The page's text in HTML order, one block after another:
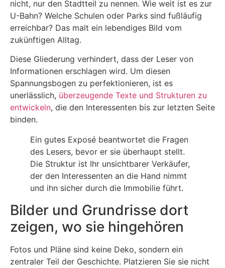
nicht, nur den Stadtteil zu nennen. Wie weit ist es zur
U-Bahn? Welche Schulen oder Parks sind fußläufig
erreichbar? Das malt ein lebendiges Bild vom
zukünftigen Alltag.
Diese Gliederung verhindert, dass der Leser von
Informationen erschlagen wird. Um diesen
Spannungsbogen zu perfektionieren, ist es
unerlässlich, überzeugende Texte und Strukturen zu
entwickeln, die den Interessenten bis zur letzten Seite
binden.
Ein gutes Exposé beantwortet die Fragen
des Lesers, bevor er sie überhaupt stellt.
Die Struktur ist Ihr unsichtbarer Verkäufer,
der den Interessenten an die Hand nimmt
und ihn sicher durch die Immobilie führt.
Bilder und Grundrisse dort
zeigen, wo sie hingehören
Fotos und Pläne sind keine Deko, sondern ein
zentraler Teil der Geschichte. Platzieren Sie sie nicht